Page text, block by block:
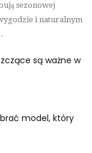
sezonowej
i naturalnym
są ważne w
model, który